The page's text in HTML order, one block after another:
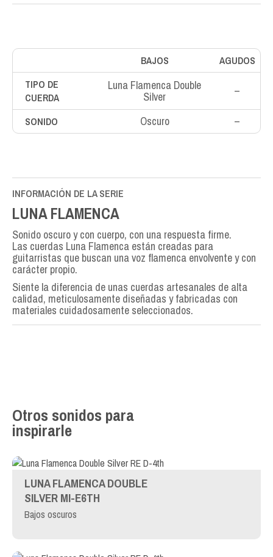
BAJOS
AGUDOS
TIPO DE
CUERDA
Luna Flamenca Double
Silver –
SONIDO Oscuro –
INFORMACIÓN DE LA SERIE
LUNA FLAMENCA
Sonido oscuro y con cuerpo, con una respuesta firme.
Las cuerdas Luna Flamenca están creadas para
guitarristas que buscan una voz flamenca envolvente y con
carácter propio.
Siente la diferencia de unas cuerdas artesanales de alta
calidad, meticulosamente diseñadas y fabricadas con
materiales cuidadosamente seleccionados.
Otros sonidos para
inspirarle
LUNA FLAMENCA DOUBLE
SILVER MI-E6TH
Bajos oscuros